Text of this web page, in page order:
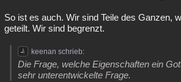
So ist es auch. Wir sind Teile des Ganzen,
geteilt. Wir sind begrenzt.
keenan schrieb:
Die Frage, welche Eigenschaften ein
sehr unterentwickelte Frage.